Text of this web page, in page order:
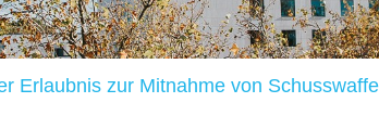
Erlaubnis zur Mitnahme von